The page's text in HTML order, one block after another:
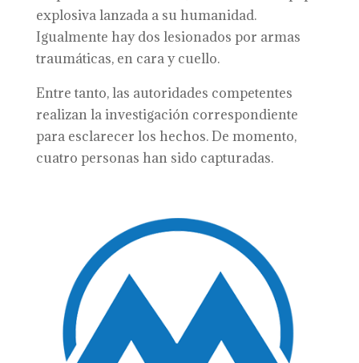
explosiva lanzada a su humanidad.
Igualmente hay dos lesionados por armas
traumáticas, en cara y cuello.
Entre tanto, las autoridades competentes
realizan la investigación correspondiente
para esclarecer los hechos. De momento,
cuatro personas han sido capturadas.